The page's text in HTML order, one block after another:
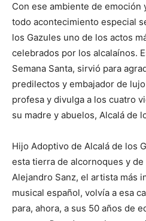
Con ese ambiente de emoción
todo acontecimiento especial
los Gazules uno de los actos
celebrados por los alcalaínos.
Semana Santa, sirvió para
predilectos y embajador de
profesa y divulga a los cuatro
su madre y abuelos, Alcalá de
Hijo Adoptivo de Alcalá de los
esta tierra de alcornoques y
Alejandro Sanz, el artista más
musical español, volvía a esa
para, ahora, a sus 50 años de